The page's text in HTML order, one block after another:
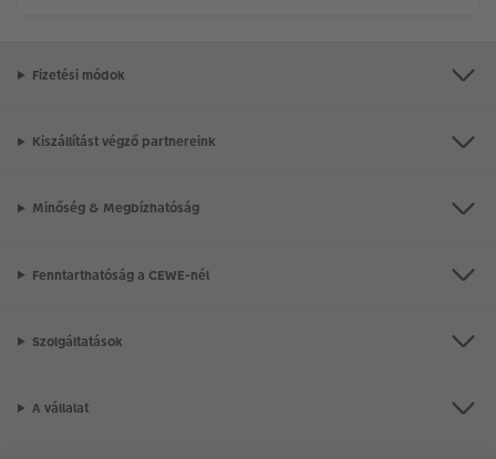
Fizetési módok
Kiszállítást végző partnereink
Minőség & Megbízhatóság
Fenntarthatóság a CEWE-nél
Szolgáltatások
A vállalat